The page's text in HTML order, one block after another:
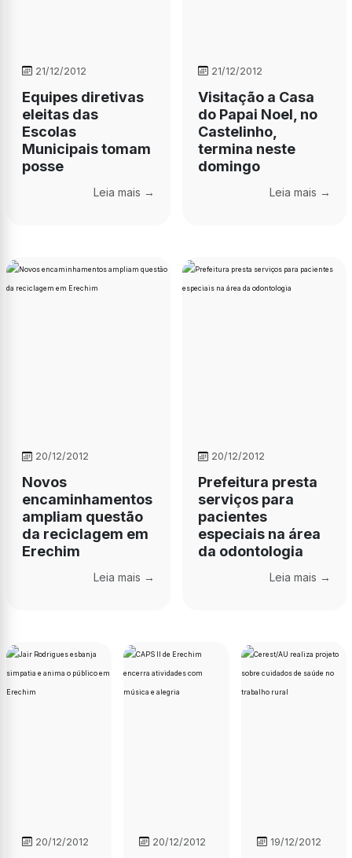
21/12/2012
Equipes diretivas
eleitas das
Escolas
Municipais tomam
posse
Leia mais →
21/12/2012
Visitação a Casa
do Papai Noel, no
Castelinho,
termina neste
domingo
Leia mais →
20/12/2012
Novos
encaminhamentos
ampliam questão
da reciclagem em
Erechim
Leia mais →
20/12/2012
Prefeitura presta
serviços para
pacientes
especiais na área
da odontologia
Leia mais →
20/12/2012 20/12/2012 19/12/2012